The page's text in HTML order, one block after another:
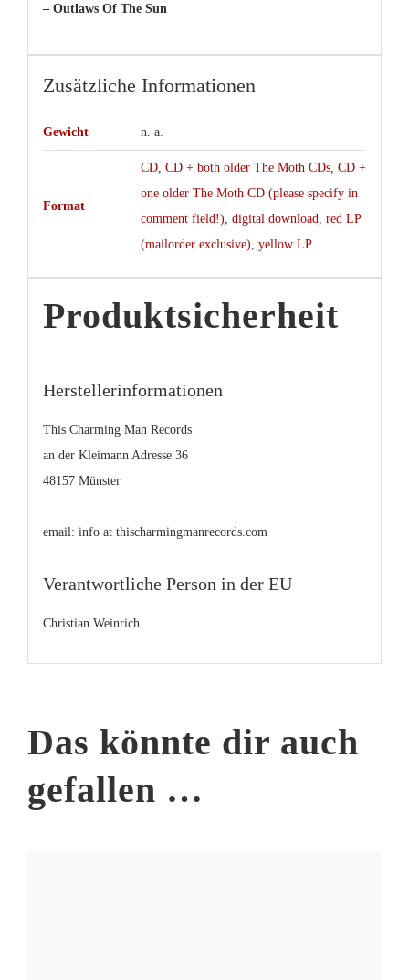
– Outlaws Of The Sun
Zusätzliche Informationen
Gewicht n. a.
Format
CD, CD + both older The Moth CDs, CD +
one older The Moth CD (please specify in
comment field!), digital download, red LP
(mailorder exclusive), yellow LP
Produktsicherheit
Herstellerinformationen
This Charming Man Records
an der Kleimann Adresse 36
48157 Münster
email: info at thischarmingmanrecords.com
Verantwortliche Person in der EU
Christian Weinrich
Das könnte dir auch
gefallen …